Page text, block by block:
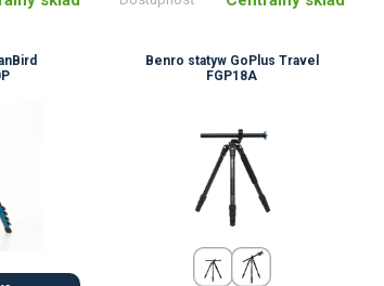
Benro statyw GoPlus Travel
FGP18A